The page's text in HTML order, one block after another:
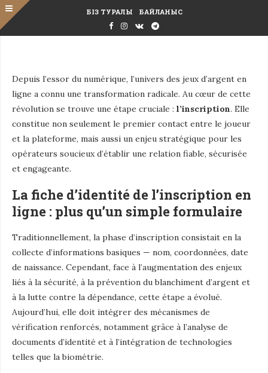
БІЗ ТУРАЛЫ БАЙЛАНЫС
Depuis l’essor du numérique, l’univers des jeux d’argent en
ligne a connu une transformation radicale. Au cœur de cette
révolution se trouve une étape cruciale : l’inscription. Elle
constitue non seulement le premier contact entre le joueur
et la plateforme, mais aussi un enjeu stratégique pour les
opérateurs soucieux d’établir une relation fiable, sécurisée
et engageante.
La fiche d’identité de l’inscription en
ligne : plus qu’un simple formulaire
Traditionnellement, la phase d’inscription consistait en la
collecte d’informations basiques — nom, coordonnées, date
de naissance. Cependant, face à l’augmentation des enjeux
liés à la sécurité, à la prévention du blanchiment d’argent et
à la lutte contre la dépendance, cette étape a évolué.
Aujourd’hui, elle doit intégrer des mécanismes de
vérification renforcés, notamment grâce à l’analyse de
documents d’identité et à l’intégration de technologies
telles que la biométrie.